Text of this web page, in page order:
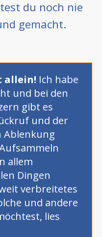
du noch nie
gemacht.
allein! Ich habe
und bei den
gibt es
und der
Ablenkung
allem
Dingen
verbreitetes
und andere
lies